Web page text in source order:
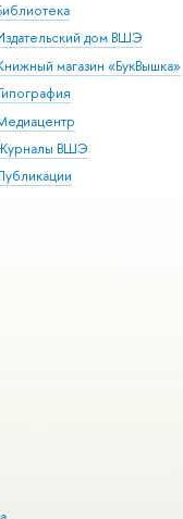
дом ВШЭ
магазин «БукВышка»
ВШЭ